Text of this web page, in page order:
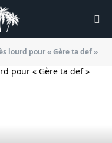
lourd pour « Gère ta def »